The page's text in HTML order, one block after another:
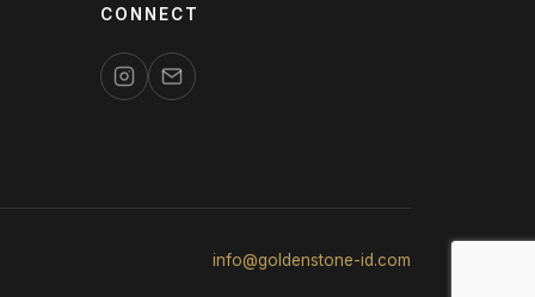
CONNECT
info@goldenstone-id.com